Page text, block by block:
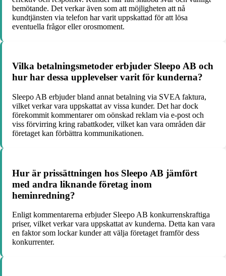
bemötande. Det verkar även som att möjligheten att nå
kundtjänsten via telefon har varit uppskattad för att lösa
eventuella frågor eller orosmoment.
Vilka betalningsmetoder erbjuder Sleepo AB och
hur har dessa upplevelser varit för kunderna?
Sleepo AB erbjuder bland annat betalning via SVEA faktura,
vilket verkar vara uppskattat av vissa kunder. Det har dock
förekommit kommentarer om oönskad reklam via e-post och
viss förvirring kring rabattkoder, vilket kan vara områden där
företaget kan förbättra kommunikationen.
Hur är prissättningen hos Sleepo AB jämfört
med andra liknande företag inom
heminredning?
Enligt kommentarerna erbjuder Sleepo AB konkurrenskraftiga
priser, vilket verkar vara uppskattat av kunderna. Detta kan vara
en faktor som lockar kunder att välja företaget framför dess
konkurrenter.